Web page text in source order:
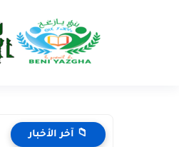
📁 آخر الأخبار